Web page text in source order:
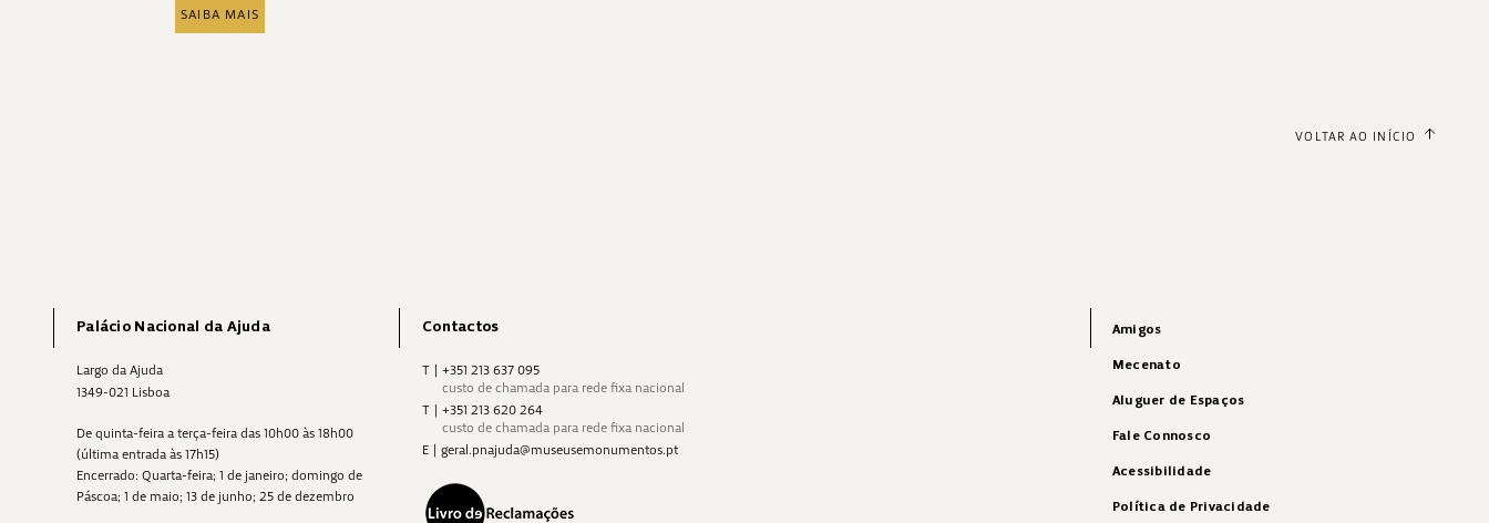
SAIBA MAIS
VOLTAR AO INÍCIO
Palácio Nacional da Ajuda
Largo da Ajuda
1349-021 Lisboa
De quinta-feira a terça-feira das 10h00 às 18h00
(última entrada às 17h15)
Encerrado: Quarta-feira; 1 de janeiro; domingo de
Páscoa; 1 de maio; 13 de junho; 25 de dezembro
Contactos
T
+351 213 637 095
custo de chamada para rede fixa nacional
T
+351 213 620 264
custo de chamada para rede fixa nacional
E
geral.pnajuda@museusemonumentos.pt
Amigos
Mecenato
Aluguer de Espaços
Fale Connosco
Acessibilidade
Política de Privacidade